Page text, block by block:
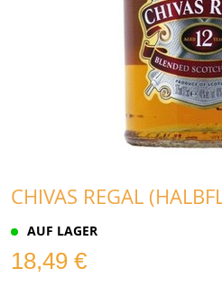
CHIVAS REGAL
AUF LAGER
18,49 €